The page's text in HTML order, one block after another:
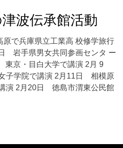
波伝承館活動
で兵庫県立工業高 校修学旅行
岩手県男女共同参画センタ ー
・目白大学で講演 2月 9
講演 2月11日 相模原
演 2月20日 徳島市渭東公民館